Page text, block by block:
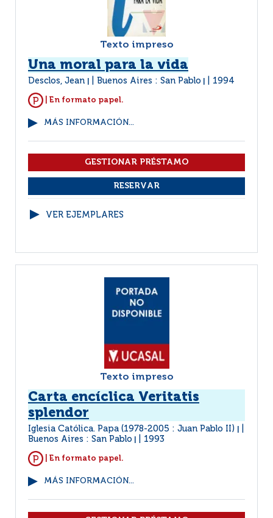
Texto impreso
Una moral para la vida
Desclos, Jean Buenos Aires : San Pablo 1994
| En formato papel.
MÁS INFORMACIÓN...
VER EJEMPLARES
Texto impreso
Carta encíclica Veritatis
splendor
Iglesia Católica. Papa (1978-2005 : Juan Pablo II)
Buenos Aires : San Pablo 1993
| En formato papel.
MÁS INFORMACIÓN...